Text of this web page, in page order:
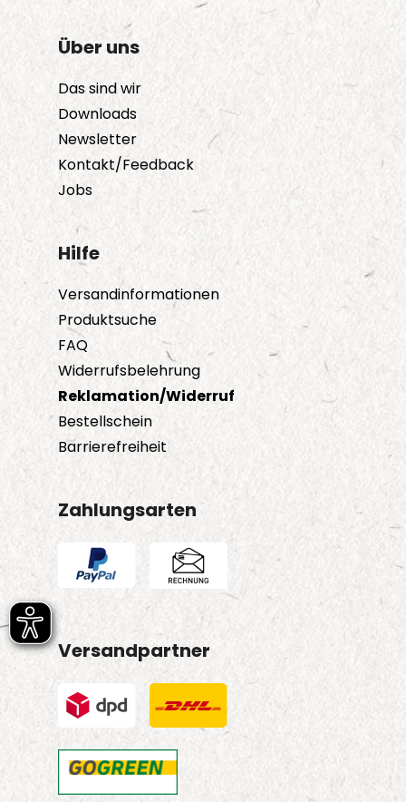
Über uns
Das sind wir
Downloads
Newsletter
Kontakt/Feedback
Jobs
Hilfe
Versandinformationen
Produktsuche
FAQ
Widerrufsbelehrung
Reklamation/Widerruf
Bestellschein
Barrierefreiheit
Zahlungsarten
Versandpartner